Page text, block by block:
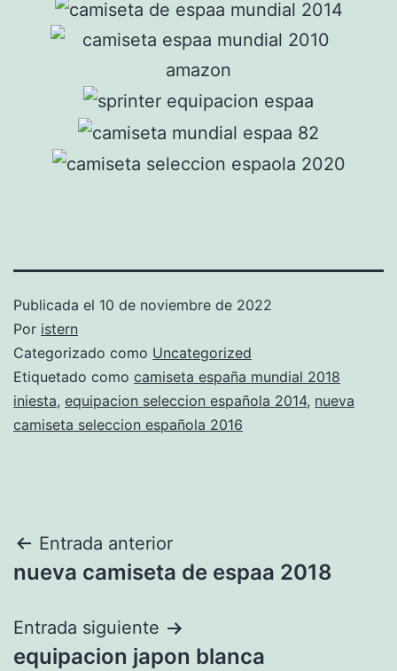
Publicada el 10 de noviembre de 2022
Por istern
Categorizado como Uncategorized
Etiquetado como camiseta españa mundial 2018
iniesta, equipacion seleccion española 2014, nueva
camiseta seleccion española 2016
Navegación
de
entradas
Entrada anterior
nueva camiseta de espaa 2018
Entrada siguiente
equipacion japon blanca